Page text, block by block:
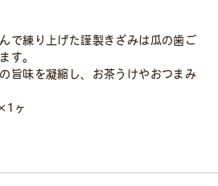
で練り上げた謹製きざみは瓜の歯ご
す。
旨味を凝縮し、お茶うけやおつまみ
ヶ